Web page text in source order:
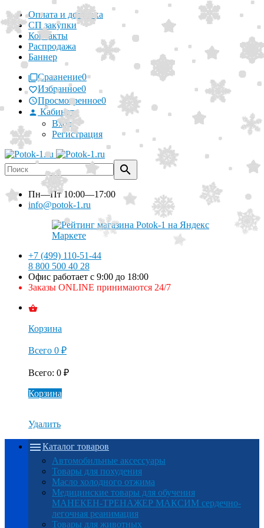
Оплата и доставка
СП закупки
Контакты
Распродажа
Баннер
Сравнение0
Избранное0
Просмотренное0
Кабинет
Вход
Регистрация
Пн—Пт10:00—17:00
info@potok-1.ru
+7 (499) 110-51-44
8 800 500 40 28
Офис работает с 9:00 до 18:00
Заказы ONLINE принимаются 24/7
Корзина
Всего 0 ₽
Всего: 0 ₽
Корзина
Удалить
Каталог товаров
Автомобильные аксессуары
Товары для похудения
Масло холодного отжима
Медицинские товары для обучения
МАНЕКЕН-ТРЕНАЖЕР МАКСИМ сердечно-
легочная реанимация
Товары для животных